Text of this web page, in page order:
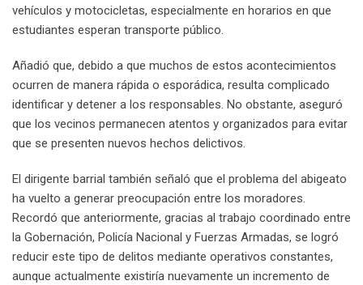
vehículos y motocicletas, especialmente en horarios en que
estudiantes esperan transporte público.
Añadió que, debido a que muchos de estos acontecimientos
ocurren de manera rápida o esporádica, resulta complicado
identificar y detener a los responsables. No obstante, aseguró
que los vecinos permanecen atentos y organizados para evitar
que se presenten nuevos hechos delictivos.
El dirigente barrial también señaló que el problema del abigeato
ha vuelto a generar preocupación entre los moradores.
Recordó que anteriormente, gracias al trabajo coordinado entre
la Gobernación, Policía Nacional y Fuerzas Armadas, se logró
reducir este tipo de delitos mediante operativos constantes,
aunque actualmente existiría nuevamente un incremento de